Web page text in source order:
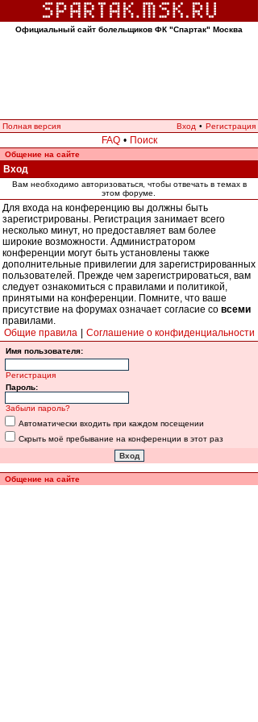
Официальный сайт болельщиков ФК "Спартак" Москва
Полная версия Вход • Регистрация
FAQ • Поиск
Общение на сайте
Вход
Вам необходимо авторизоваться, чтобы отвечать в темах в
этом форуме.
Для входа на конференцию вы должны быть
зарегистрированы. Регистрация занимает всего
несколько минут, но предоставляет вам более
широкие возможности. Администратором
конференции могут быть установлены также
дополнительные привилегии для зарегистрированных
пользователей. Прежде чем зарегистрироваться, вам
следует ознакомиться с правилами и политикой,
принятыми на конференции. Помните, что ваше
присутствие на форумах означает согласие со всеми
правилами.
Общие правила
Соглашение о конфиденциальности
Имя пользователя:
Регистрация
Пароль:
Забыли пароль?
Автоматически входить при каждом посещении
Скрыть моё пребывание на конференции в этот раз
Общение на сайте